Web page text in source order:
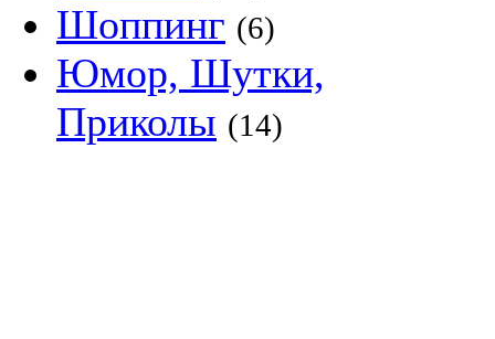
Шоппинг (6)
Юмор, Шутки,
Приколы (14)